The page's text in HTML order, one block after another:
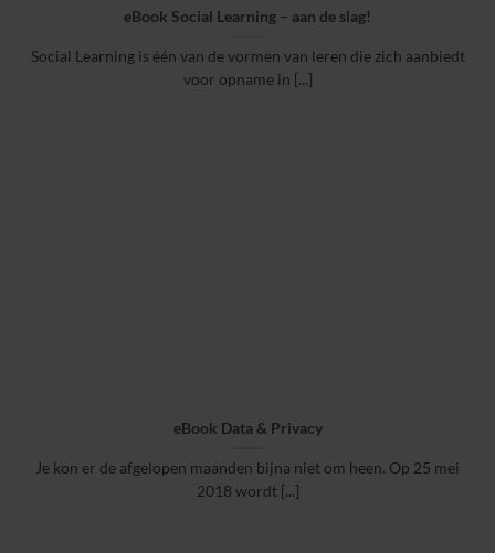
eBook Social Learning – aan de slag!
Social Learning is één van de vormen van leren die zich aanbiedt
voor opname in [...]
eBook Data & Privacy
Je kon er de afgelopen maanden bijna niet om heen. Op 25 mei
2018 wordt [...]